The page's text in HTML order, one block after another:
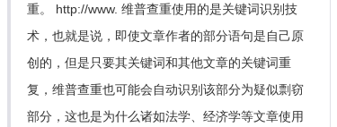
重。 http://www. 维普查重使用的是关键词识别技
术，也就是说，即使文章作者的部分语句是自己原
创的，但是只要其关键词和其他文章的关键词重
复，维普查重也可能会自动识别该部分为疑似剽窃
部分，这也是为什么诸如法学、经济学等文章使用